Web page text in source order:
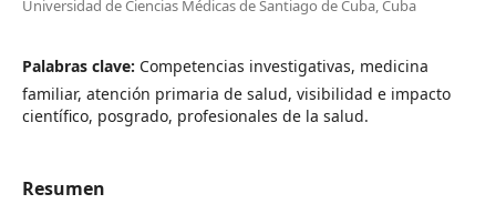
Universidad de Ciencias Médicas de Santiago de Cuba, Cuba
Palabras clave: Competencias investigativas, medicina
familiar, atención primaria de salud, visibilidad e impacto
científico, posgrado, profesionales de la salud.
Resumen